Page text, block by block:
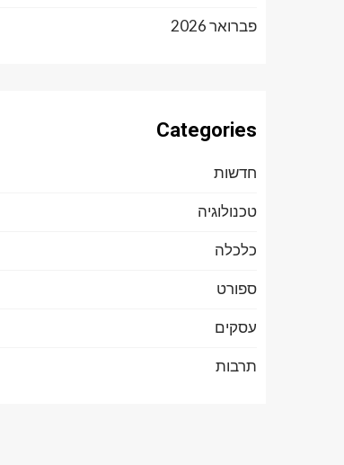
פברואר 2026
Categories
חדשות
טכנולוגיה
כלכלה
ספורט
עסקים
תרבות